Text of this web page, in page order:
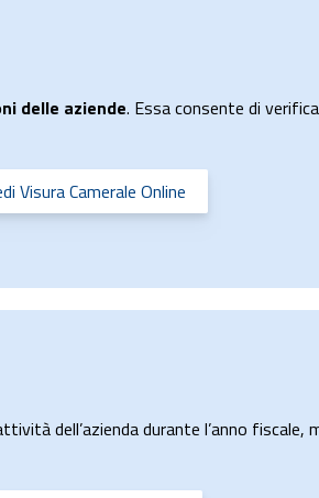
delle aziende. Essa consente di
Visura Camerale Online
dell’azienda durante l’anno fiscale,